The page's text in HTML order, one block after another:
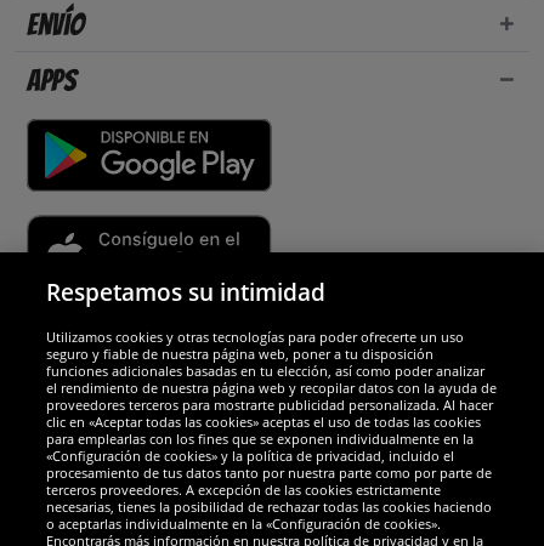
Envío
Apps
Socios y seguridad
Galardones
Respetamos su intimidad
Utilizamos cookies y otras tecnologías para poder ofrecerte un uso
seguro y fiable de nuestra página web, poner a tu disposición
funciones adicionales basadas en tu elección, así como poder analizar
el rendimiento de nuestra página web y recopilar datos con la ayuda de
proveedores terceros para mostrarte publicidad personalizada. Al hacer
clic en «Aceptar todas las cookies» aceptas el uso de todas las cookies
para emplearlas con los fines que se exponen individualmente en la
«Configuración de cookies» y la política de privacidad, incluido el
procesamiento de tus datos tanto por nuestra parte como por parte de
terceros proveedores. A excepción de las cookies estrictamente
necesarias, tienes la posibilidad de rechazar todas las cookies haciendo
o aceptarlas individualmente en la «Configuración de cookies».
Encontrarás más información en nuestra política de privacidad y en la